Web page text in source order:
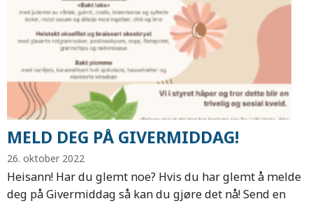
MELD DEG PÅ GIVERMIDDAG!
26. oktober 2022
Heisann! Har du glemt noe? Hvis du har glemt å melde
deg på Givermiddag så kan du gjøre det nå! Send en